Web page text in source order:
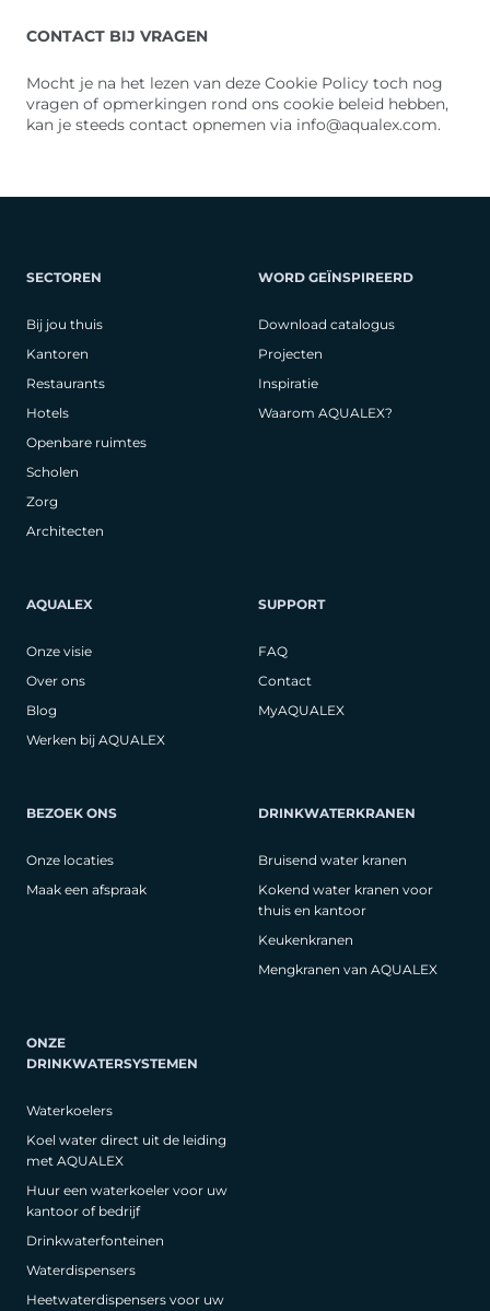
CONTACT BIJ VRAGEN
Mocht je na het lezen van deze Cookie Policy toch nog
vragen of opmerkingen rond ons cookie beleid hebben,
kan je steeds contact opnemen via info@aqualex.com.
SECTOREN
Bij jou thuis
Kantoren
Restaurants
Hotels
Openbare ruimtes
Scholen
Zorg
Architecten
WORD GEÏNSPIREERD
Download catalogus
Projecten
Inspiratie
Waarom AQUALEX?
AQUALEX
Onze visie
Over ons
Blog
Werken bij AQUALEX
SUPPORT
FAQ
Contact
MyAQUALEX
BEZOEK ONS
Onze locaties
Maak een afspraak
DRINKWATERKRANEN
Bruisend water kranen
Kokend water kranen voor
thuis en kantoor
Keukenkranen
Mengkranen van AQUALEX
ONZE
DRINKWATERSYSTEMEN
Waterkoelers
Koel water direct uit de leiding
met AQUALEX
Huur een waterkoeler voor uw
kantoor of bedrijf
Drinkwaterfonteinen
Waterdispensers
Heetwaterdispensers voor uw